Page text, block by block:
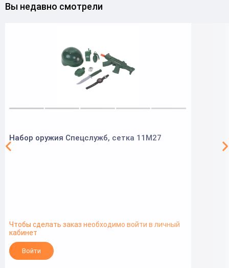
Вы недавно смотрели
Набор оружия Спецслужб, сетка 11M27
Чтобы сделать заказ необходимо войти в личный
кабинет
Войти